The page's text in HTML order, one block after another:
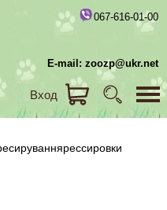
067-616-01-00
E-mail: zoozp@ukr.net
Вход